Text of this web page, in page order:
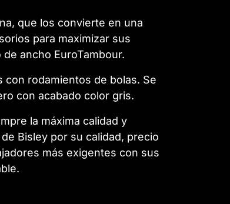
que los convierte en una
para maximizar sus
ancho EuroTambour.
rodamientos de bolas. Se
con acabado color gris.
la máxima calidad y
Bisley por su calidad, precio
más exigentes con sus